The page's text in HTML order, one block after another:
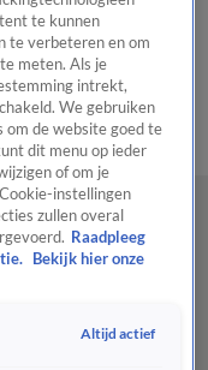
van Hart
Tip de
redactiePanelVideo's
te kunnen
te verbeteren en om
meten. Als je
intrekt,
We gebruiken
om de website goed te
dit menu op ieder
of om je
instellingen
zullen overal
Raadpleeg
Bekijk hier onze
Altijd actief